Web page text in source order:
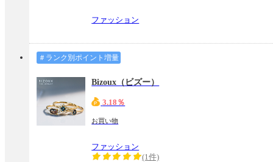
ファッション
＃ランク別ポイント増量
Bizoux（ビズー）
3.18％
お買い物
ファッション
(1件)